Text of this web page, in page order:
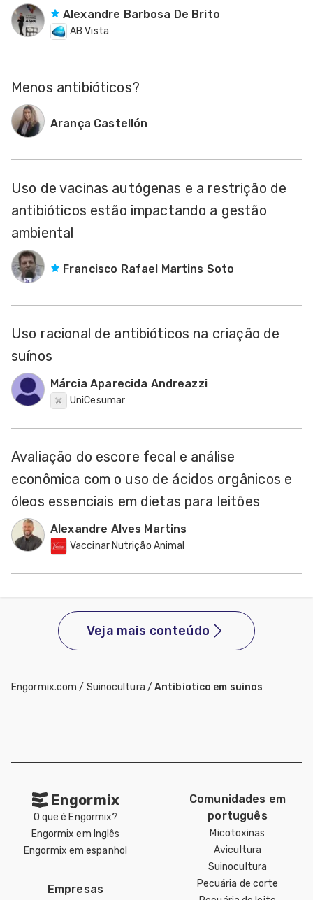
Alexandre Barbosa De Brito
AB Vista
Menos antibióticos?
Arança Castellón
Uso de vacinas autógenas e a restrição de
antibióticos estão impactando a gestão
ambiental
Francisco Rafael Martins Soto
Uso racional de antibióticos na criação de
suínos
Márcia Aparecida Andreazzi
UniCesumar
Avaliação do escore fecal e análise
econômica com o uso de ácidos orgânicos e
óleos essenciais em dietas para leitões
Alexandre Alves Martins
Vaccinar Nutrição Animal
Veja mais conteúdo
Engormix.com / Suinocultura /Antibiotico em suinos
Engormix
O que é Engormix?
Engormix em Inglês
Engormix em espanhol
Empresas
Comunidades em
português
Micotoxinas
Avicultura
Suinocultura
Pecuária de corte